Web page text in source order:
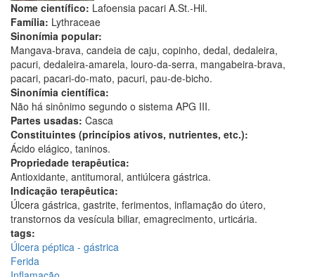
Nome científico: Lafoensia pacari A.St.-Hil.
Família: Lythraceae
Sinonímia popular:
Mangava-brava, candeia de caju, copinho, dedal, dedaleira,
pacuri, dedaleira-amarela, louro-da-serra, mangabeira-brava,
pacari, pacari-do-mato, pacuri, pau-de-bicho.
Sinonímia científica:
Não há sinônimo segundo o sistema APG III.
Partes usadas: Casca
Constituintes (princípios ativos, nutrientes, etc.):
Ácido elágico, taninos.
Propriedade terapêutica:
Antioxidante, antitumoral, antiúlcera gástrica.
Indicação terapêutica:
Úlcera gástrica, gastrite, ferimentos, inflamação do útero,
transtornos da vesícula biliar, emagrecimento, urticária.
tags:
Úlcera péptica - gástrica
Ferida